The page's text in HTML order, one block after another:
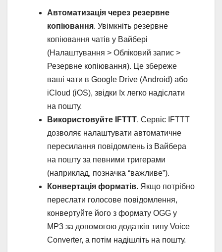
Автоматизація через резервне
копіювання. Увімкніть резервне
копіювання чатів у Вайбері
(Налаштування > Обліковий запис >
Резервне копіювання). Це збереже
ваші чати в Google Drive (Android) або
iCloud (iOS), звідки їх легко надіслати
на пошту.
Використовуйте IFTTT. Сервіс IFTTT
дозволяє налаштувати автоматичне
пересилання повідомлень із Вайбера
на пошту за певними тригерами
(наприклад, позначка “важливе”).
Конвертація форматів. Якщо потрібно
переслати голосове повідомлення,
конвертуйте його з формату OGG у
MP3 за допомогою додатків типу Voice
Converter, а потім надішліть на пошту.